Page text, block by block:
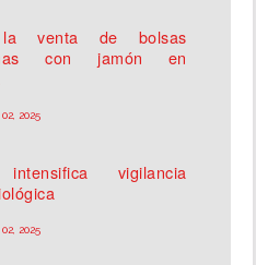
venta de bolsas
con jamón en
2025
vigilancia
2025